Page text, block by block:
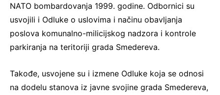
NATO bombardovanja 1999. godine. Odbornici su
usvojili i Odluke o uslovima i načinu obavljanja
poslova komunalno-milicijskog nadzora i kontrole
parkiranja na teritoriji grada Smedereva.
Takođe, usvojene su i izmene Odluke koja se odnosi
na dodelu stanova iz javne svojine grada Smedereva,